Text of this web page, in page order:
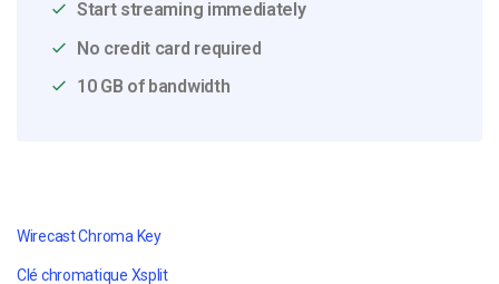
Start streaming immediately
No credit card required
10 GB of bandwidth
Wirecast Chroma Key
Clé chromatique Xsplit